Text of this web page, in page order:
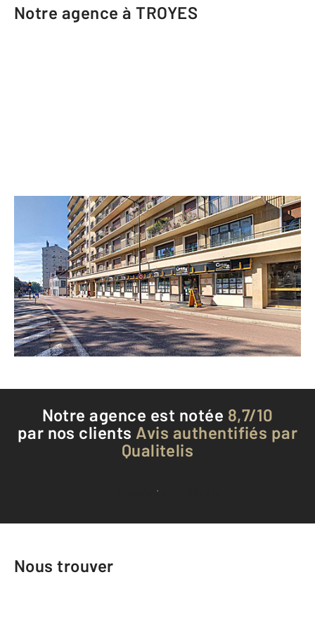
Notre agence à TROYES
CENTURY 21 Martinot Immobilier
14 boulevard Victor Hugo CS 90121
TROYES - 10000
Envoyer un message
Téléphoner à l'agence
Notre agence est notée 8,7/10
par nos clients Avis authentifiés par
Qualitelis
Voir tous les avis clients
Nous trouver